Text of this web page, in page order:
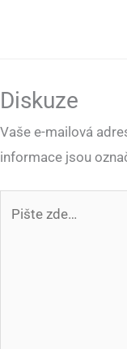
Diskuze
Vaše e-mailová
informace jsou